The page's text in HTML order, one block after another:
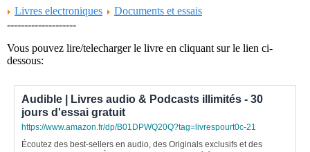
Livres electroniques
Documents et essais
--------------------
Vous pouvez lire/telecharger le livre en cliquant sur le lien ci-
dessous:
Audible | Livres audio & Podcasts illimités - 30
jours d'essai gratuit
https://www.amazon.fr/dp/B01DPWQ20Q?tag=livrespourt0c-21
Écoutez des best-sellers en audio, des Originals exclusifs et des